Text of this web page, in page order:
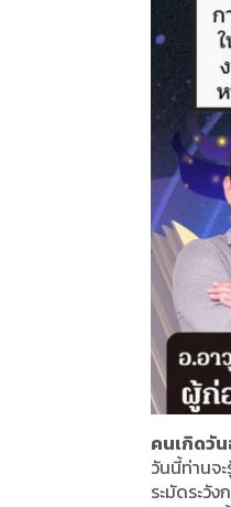
คนเกิดวั
วันนี้ท่านจ
ระมัดระวั